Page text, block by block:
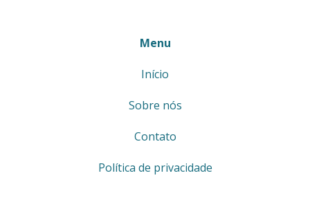
Menu
Início
Sobre nós
Contato
Política de privacidade